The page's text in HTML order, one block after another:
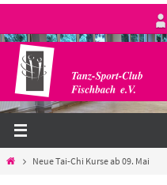
springen
StartNeue Tai-Chi Kurse ab 09. Mai